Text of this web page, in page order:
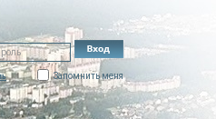
Запомнить меня